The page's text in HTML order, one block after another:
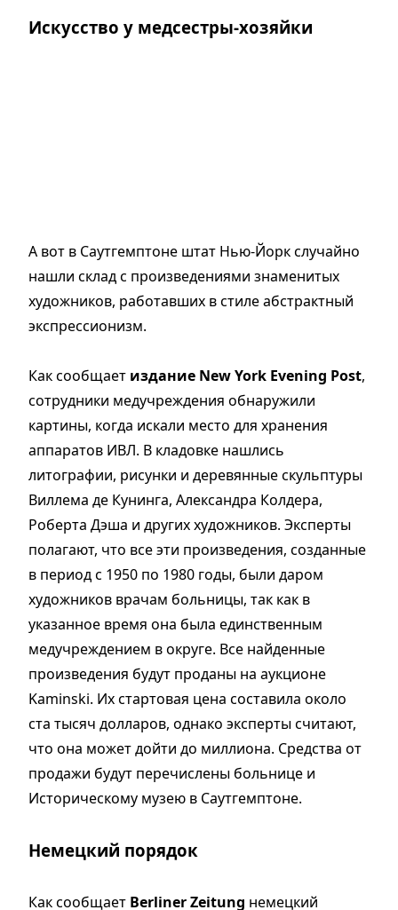
Искусство у медсестры-хозяйки
А вот в Саутгемптоне штат Нью-Йорк случайно
нашли склад с произведениями знаменитых
художников, работавших в стиле абстрактный
экспрессионизм.
Как сообщает издание New York Evening Post,
сотрудники медучреждения обнаружили
картины, когда искали место для хранения
аппаратов ИВЛ. В кладовке нашлись
литографии, рисунки и деревянные скульптуры
Виллема де Кунинга, Александра Колдера,
Роберта Дэша и других художников. Эксперты
полагают, что все эти произведения, созданные
в период с 1950 по 1980 годы, были даром
художников врачам больницы, так как в
указанное время она была единственным
медучреждением в округе. Все найденные
произведения будут проданы на аукционе
Kaminski. Их стартовая цена составила около
ста тысяч долларов, однако эксперты считают,
что она может дойти до миллиона. Средства от
продажи будут перечислены больнице и
Историческому музею в Саутгемптоне.
Немецкий порядок
Как сообщает Berliner Zeitung немецкий